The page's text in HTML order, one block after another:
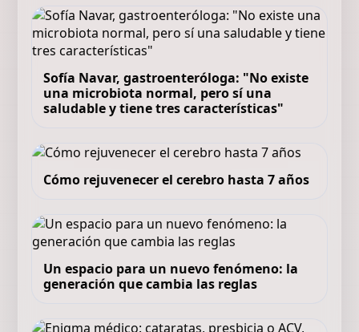
Sofía Navar, gastroenteróloga: "No existe
una microbiota normal, pero sí una
saludable y tiene tres características"
Cómo rejuvenecer el cerebro hasta 7 años
Un espacio para un nuevo fenómeno: la
generación que cambia las reglas